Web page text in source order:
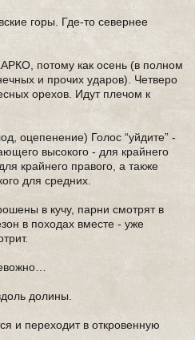
горы. Где-то севернее
потому как осень (в полном
и прочих ударов). Четверо
орехов. Идут плечом к
оцепенение) Голос “уйдите” -
высокого - для крайнего
крайнего правого, а также
для средних.
в кучу, парни смотрят в
в походах вместе - уже
долины.
и переходит в откровенную